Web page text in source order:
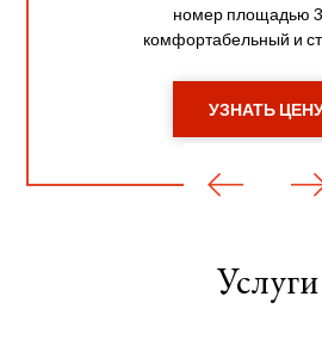
номер площадью
комфортабельный и
УЗНАТЬ
Услуги